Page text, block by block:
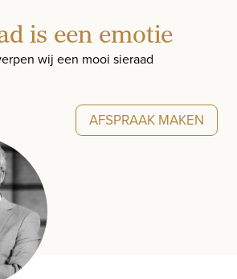
is een emotie
wij een mooi sieraad
AFSPRAAK MAKEN